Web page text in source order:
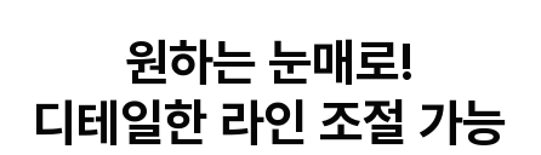
원하는 눈매로!
디테일한 라인 조절 가능